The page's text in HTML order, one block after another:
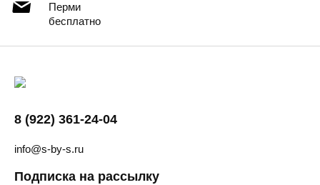
Перми
бесплатно
8 (922) 361-24-04
info@s-by-s.ru
Подписка на рассылку